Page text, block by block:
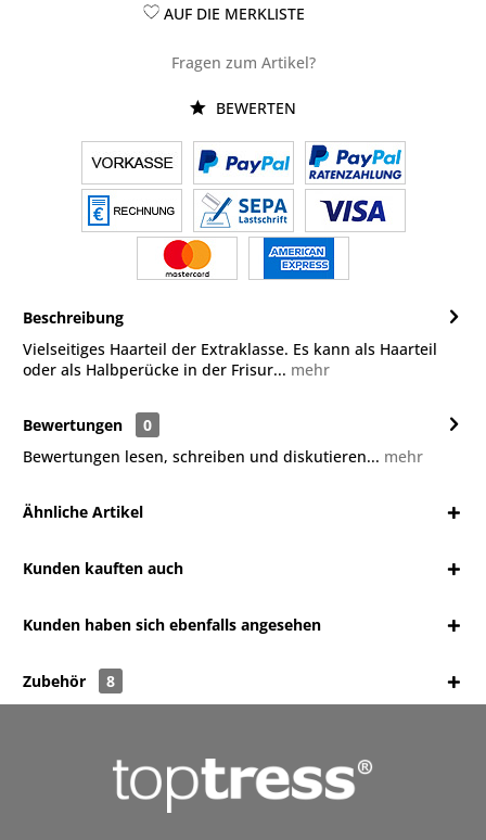
AUF DIE MERKLISTE
Fragen zum Artikel?
BEWERTEN
Beschreibung
Vielseitiges Haarteil der Extraklasse. Es kann als Haarteil
oder als Halbperücke in der Frisur... mehr
Bewertungen
0
Bewertungen lesen, schreiben und diskutieren... mehr
Ähnliche Artikel
Kunden kauften auch
Kunden haben sich ebenfalls angesehen
Zubehör 8